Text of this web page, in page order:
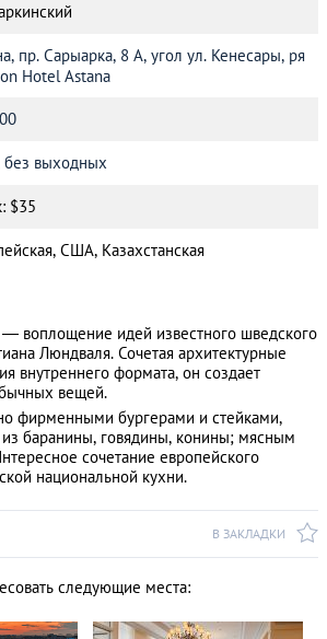
пр. Сарыарка, 8 А, угол ул. Кенесары, ря
Hotel Astana
без выходных
$35
США, Казахстанская
воплощение идей известного шведского
Люндваля. Сочетая архитектурные
внутреннего формата, он создает
вещей.
фирменными бургерами и стейками,
баранины, говядины, конины; мясным
сочетание европейского
национальной кухни.
В ЗАКЛАДКИ
следующие места: